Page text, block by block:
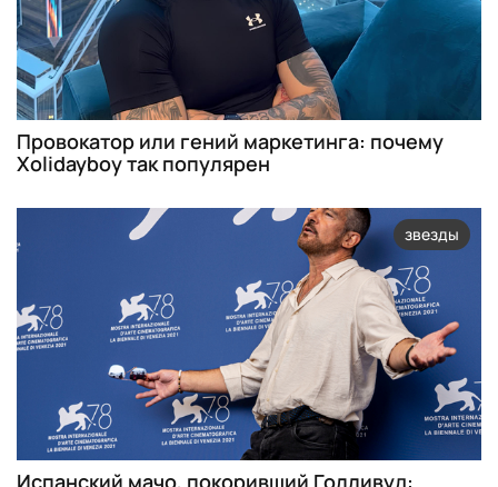
Провокатор или гений маркетинга: почему
Xolidayboy так популярен
звезды
Испанский мачо, покоривший Голливуд: